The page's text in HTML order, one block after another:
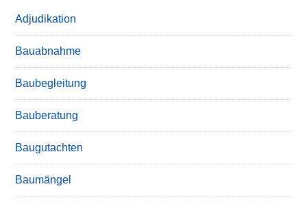
Adjudikation
Bauabnahme
Baubegleitung
Bauberatung
Baugutachten
Baumängel